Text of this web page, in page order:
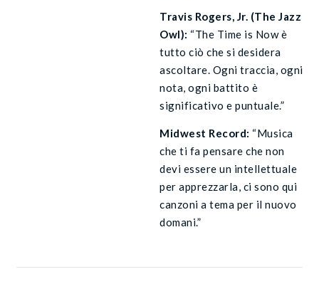
Travis Rogers, Jr. (The Jazz
Owl): “The Time is Now è
tutto ciò che si desidera
ascoltare. Ogni traccia, ogni
nota, ogni battito è
significativo e puntuale.”
Midwest Record: “Musica
che ti fa pensare che non
devi essere un intellettuale
per apprezzarla, ci sono qui
canzoni a tema per il nuovo
domani.”